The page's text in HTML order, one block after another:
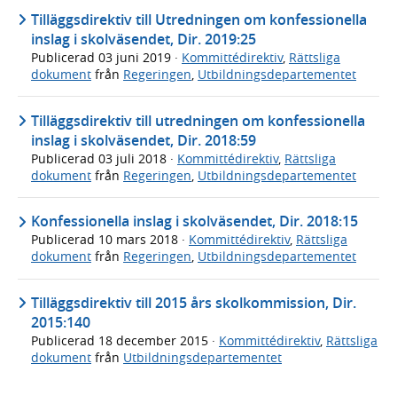
Tilläggsdirektiv till Utredningen om konfessionella
inslag i skolväsendet, Dir. 2019:25
Publicerad 03 juni 2019 · Kommittédirektiv, Rättsliga
dokument från Regeringen, Utbildningsdepartementet
Tilläggsdirektiv till utredningen om konfessionella
inslag i skolväsendet, Dir. 2018:59
Publicerad 03 juli 2018 · Kommittédirektiv, Rättsliga
dokument från Regeringen Utbildningsdepartementet
Konfessionella inslag i skolväsendet, Dir. 2018:15
Publicerad 10 mars 2018 · Kommittédirektiv, Rättsliga
dokument från Regeringen, Utbildningsdepartementet
Tilläggsdirektiv till 2015 års skolkommission, Dir.
2015:140
Publicerad 18 december 2015 · Kommittédirektiv, Rättsliga
dokument från Utbildningsdepartementet